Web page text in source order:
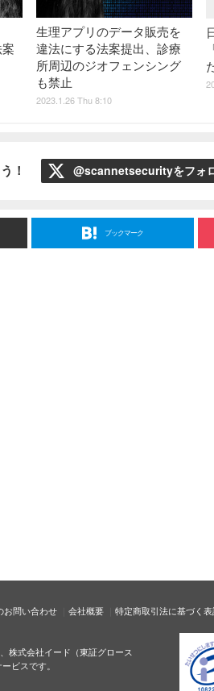
生理アプリのデータ販売を
違法にする法案提出、診療
所周辺のジオフェンシング
も禁止
2023.1.26 Thu 8:10
！ @scannetsecurityをフォ
ブックマーク
お問い合わせ 会社概要 特定商取引法に基づく
株式会社イード（東証グロース
ビスです。